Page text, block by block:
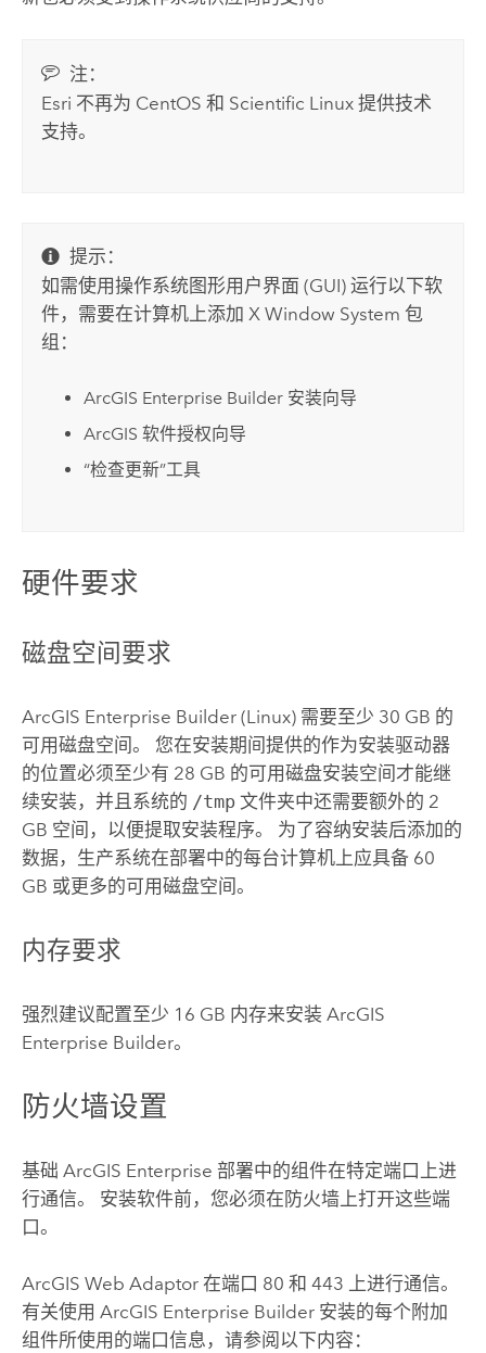
注：
Esri 不再为 CentOS 和 Scientific Linux 提供技术
支持。
提示：
如需使用操作系统图形用户界面 (GUI) 运行以下软
件，需要在计算机上添加 X Window System 包
组：
ArcGIS Enterprise Builder安装向导
ArcGIS 软件授权向导
“检查更新”工具
硬件要求
磁盘空间要求
ArcGIS Enterprise Builder(Linux) 需要至少 30 GB 的
可用磁盘空间。 您在安装期间提供的作为安装驱动器
的位置必须至少有 28 GB 的可用磁盘安装空间才能继
续安装，并且系统的 /tmp文件夹中还需要额外的 2
GB 空间，以便提取安装程序。 为了容纳安装后添加的
数据，生产系统在部署中的每台计算机上应具备 60
GB 或更多的可用磁盘空间。
内存要求
强烈建议配置至少 16 GB 内存来安装 ArcGIS
Enterprise Builder。
防火墙设置
基础 ArcGIS Enterprise 部署中的组件在特定端口上进
行通信。 安装软件前，您必须在防火墙上打开这些端
口。
ArcGIS Web Adaptor在端口 80 和 443 上进行通信。
有关使用 ArcGIS Enterprise Builder安装的每个附加
组件所使用的端口信息，请参阅以下内容：